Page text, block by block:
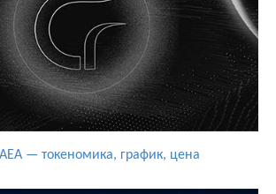
— токеномика, график, цена